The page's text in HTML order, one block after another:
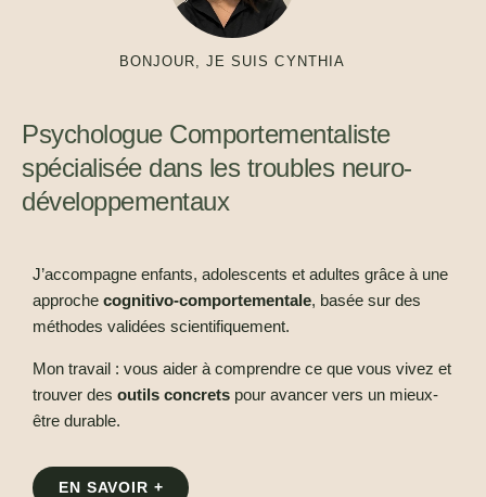
BONJOUR, JE SUIS CYNTHIA
Psychologue Comportementaliste
spécialisée dans les troubles neuro-
développementaux
J’accompagne enfants, adolescents et adultes grâce à une
approchecognitivo-comportementale, basée sur des
méthodes validées scientifiquement.
Mon travail : vous aider à comprendre ce que vous vivez et
trouver desoutils concrets pour avancer vers un mieux-
être durable.
EN SAVOIR +